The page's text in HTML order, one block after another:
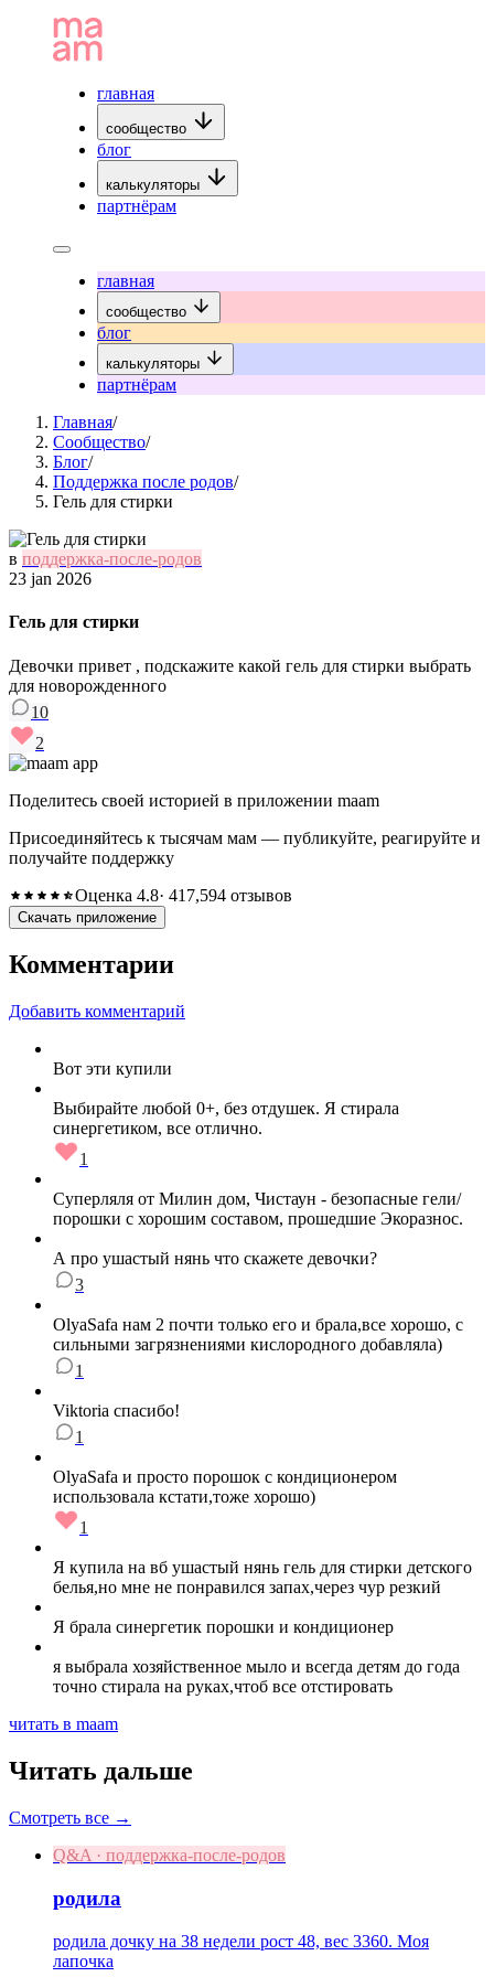
главная
сообщество
блог
калькуляторы
партнёрам
главная
сообщество
блог
калькуляторы
партнёрам
Главная/
Сообщество/
Блог/
Поддержка после родов/
Гель для стирки
в поддержка-после-родов
23 jan 2026
Гель для стирки
Девочки привет , подскажите какой гель для стирки выбрать
для новорожденного
10
2
Поделитесь своей историей в приложении maam
Присоединяйтесь к тысячам мам — публикуйте, реагируйте и
получайте поддержку
Оценка 4.8· 417,594 отзывов
Скачать приложение
Комментарии
Добавить комментарий
Вот эти купили
Выбирайте любой 0+, без отдушек. Я стирала
синергетиком, все отлично.
1
Суперляля от Милин дом, Чистаун - безопасные гели/
порошки с хорошим составом, прошедшие Экоразнос.
А про ушастый нянь что скажете девочки?
3
OlyaSafa нам 2 почти только его и брала,все хорошо, с
сильными загрязнениями кислородного добавляла)
1
Viktoria спасибо!
1
OlyaSafa и просто порошок с кондиционером
использовала кстати,тоже хорошо)
1
Я купила на вб ушастый нянь гель для стирки детского
белья,но мне не понравился запах,через чур резкий
Я брала синергетик порошки и кондиционер
я выбрала хозяйственное мыло и всегда детям до года
точно стирала на руках,чтоб все отстировать
читать в maam
Читать дальше
Смотреть все →
Q&A · поддержка-после-родов
родила
родила дочку на 38 недели рост 48, вес 3360. Моя
лапочка